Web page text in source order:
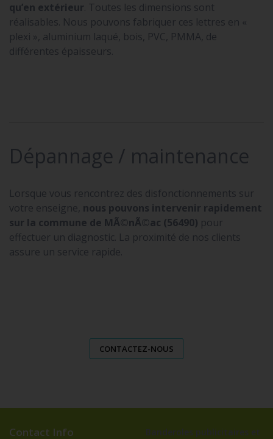
qu’en extérieur. Toutes les dimensions sont
réalisables. Nous pouvons fabriquer ces lettres en «
plexi », aluminium laqué, bois, PVC, PMMA, de
différentes épaisseurs.
Dépannage / maintenance
Lorsque vous rencontrez des disfonctionnements sur
votre enseigne, nous pouvons intervenir rapidement
sur la commune de MÃ©nÃ©ac (56490) pour
effectuer un diagnostic. La proximité de nos clients
assure un service rapide.
CONTACTEZ-NOUS
Contact Info
Banderoles publicitaires et